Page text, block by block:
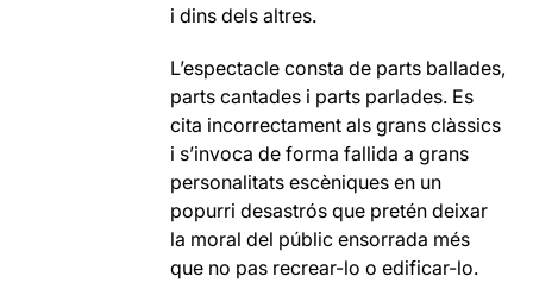
i dins dels altres.
L’espectacle consta de parts ballades,
parts cantades i parts parlades. Es
cita incorrectament als grans clàssics
i s’invoca de forma fallida a grans
personalitats escèniques en un
popurri desastrós que pretén deixar
la moral del públic ensorrada més
que no pas recrear-lo o edificar-lo.